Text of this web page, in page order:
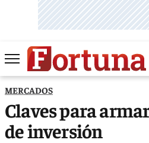
MERCADOS
Claves para
de inversión